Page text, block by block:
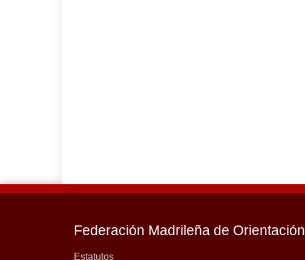
Federación Madrileña de Orientación
Estatutos